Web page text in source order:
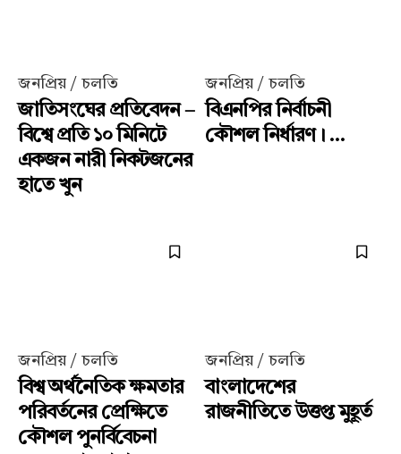
জনপ্রিয় / চলতি
জাতিসংঘের প্রতিবেদন –
বিশ্বে প্রতি ১০ মিনিটে
একজন নারী নিকটজনের
হাতে খুন
জনপ্রিয় / চলতি
বিএনপির নির্বাচনী
কৌশল নির্ধারণ। ...
জনপ্রিয় / চলতি
বিশ্ব অর্থনৈতিক ক্ষমতার
পরিবর্তনের প্রেক্ষিতে
কৌশল পুনর্বিবেচনা
জনপ্রিয় / চলতি
বাংলাদেশের
রাজনীতিতে উত্তপ্ত মুহূর্ত